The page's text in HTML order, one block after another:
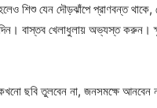
শিশু যেন দৌড়ঝাঁপে প্রাণবন্ত থাকে,
বাস্তব খেলাধুলায় অভ্যস্ত করুন।
ছবি তুলবেন না, জনসমক্ষে আনবেন